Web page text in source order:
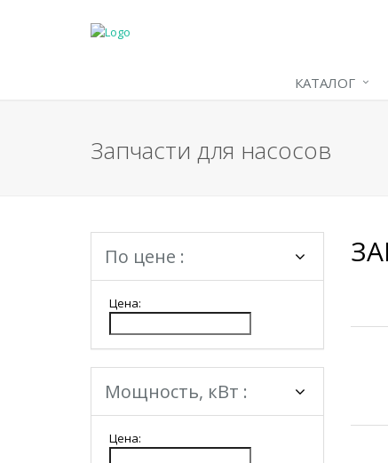
КАТАЛОГ
Запчасти для насосов
По цене :
Цена:
Мощность, кВт :
Цена: